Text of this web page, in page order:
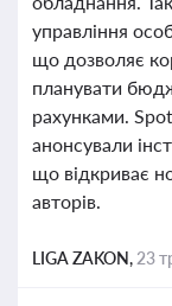
управління
що дозволяє
планувати
рахунками.
анонсували
що відкриває
авторів.
LIGA ZAKON, 23